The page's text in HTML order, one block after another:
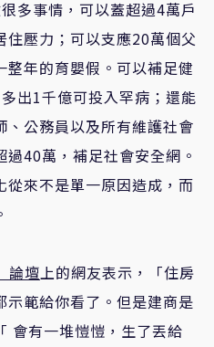
多事情，可以蓋超過4萬戶
壓力；可以支應20萬個父
年的育嬰假。可以補足健
出1千億可投入罕病；還能
、公務員以及所有維護社會
40萬，補足社會安全網。
從來不是單一原因造成，而
論壇上的網友表示，「住房
示範給你看了。但是建商是
會有一堆愷愷，生了丟給